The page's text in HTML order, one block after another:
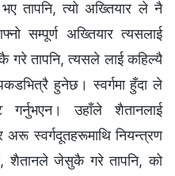
तापनि, त्यो अख्तियार ले नै
सम्पूर्ण अख्तियार त्यसलाई
तापनि, त्यसले लाई कहिल्यै
हुनेछ। स्वर्गमा हुँदा ले
उहाँले शैतानलाई
अरू स्वर्गदूतहरूमाथि नियन्त्रण
शैतानले जेसुकै गरे तापनि, को